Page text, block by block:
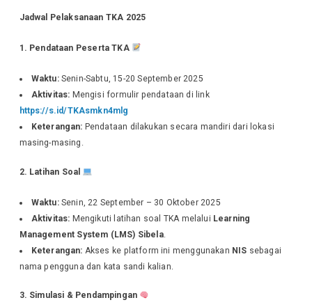
Jadwal Pelaksanaan TKA 2025
1. Pendataan Peserta TKA
Waktu:Senin-Sabtu, 15-20 September 2025
Aktivitas: Mengisi formulir pendataan di link
https://s.id/TKAsmkn4mlg
Keterangan: Pendataan dilakukan secara mandiri dari lokasi
masing-masing.
2. Latihan Soal
Waktu:Senin, 22 September – 30 Oktober 2025
Aktivitas: Mengikuti latihan soal TKA melalui Learning
Management System (LMS) Sibela.
Keterangan: Akses ke platform ini menggunakan NIS sebagai
nama pengguna dan kata sandi kalian.
3. Simulasi & Pendampingan